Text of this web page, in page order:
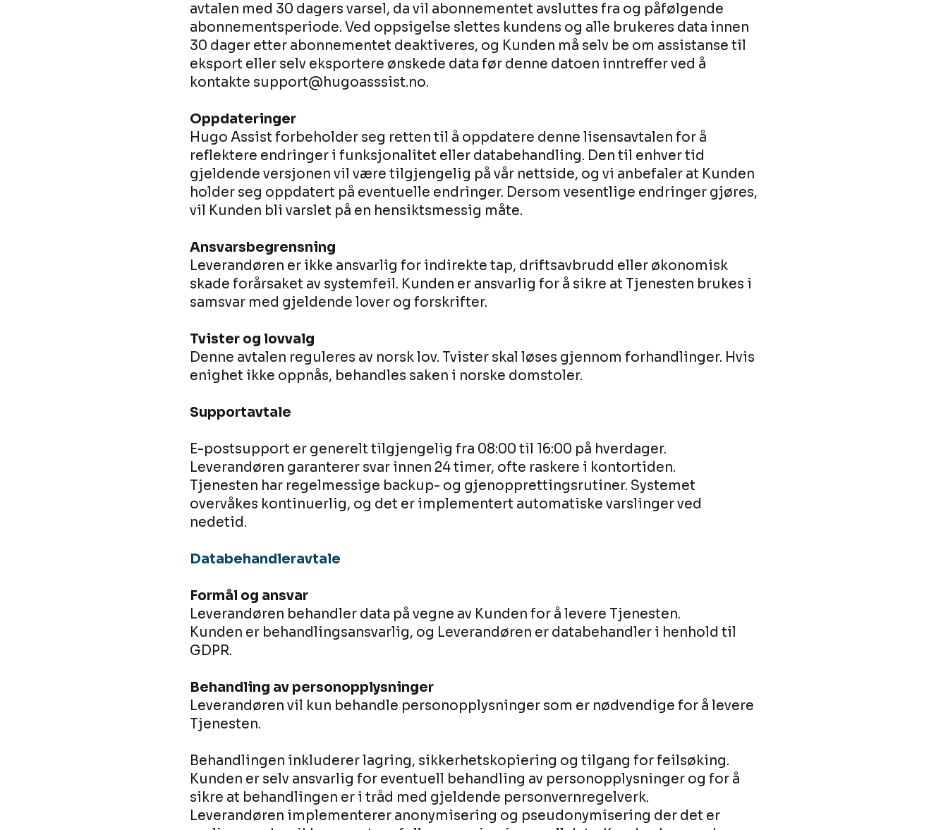
avtalen med 30 dagers varsel, da vil abonnementet avsluttes fra og påfølgende
abonnementsperiode. Ved oppsigelse slettes kundens og alle brukeres data innen
30 dager etter abonnementet deaktiveres, og Kunden må selv be om assistanse til
eksport eller selv eksportere ønskede data før denne datoen inntreffer ved å
kontakte support@hugoasssist.no.
Oppdateringer
Hugo Assist forbeholder seg retten til å oppdatere denne lisensavtalen for å
reflektere endringer i funksjonalitet eller databehandling. Den til enhver tid
gjeldende versjonen vil være tilgjengelig på vår nettside, og vi anbefaler at Kunden
holder seg oppdatert på eventuelle endringer. Dersom vesentlige endringer gjøres,
vil Kunden bli varslet på en hensiktsmessig måte.
Ansvarsbegrensning
Leverandøren er ikke ansvarlig for indirekte tap, driftsavbrudd eller økonomisk
skade forårsaket av systemfeil. Kunden er ansvarlig for å sikre at Tjenesten brukes i
samsvar med gjeldende lover og forskrifter.
Tvister og lovvalg
Denne avtalen reguleres av norsk lov. Tvister skal løses gjennom forhandlinger. Hvis
enighet ikke oppnås, behandles saken i norske domstoler.
Supportavtale
E-postsupport er generelt tilgjengelig fra 08:00 til 16:00 på hverdager.
Leverandøren garanterer svar innen 24 timer, ofte raskere i kontortiden.
Tjenesten har regelmessige backup- og gjenopprettingsrutiner. Systemet
overvåkes kontinuerlig, og det er implementert automatiske varslinger ved
nedetid.
Databehandleravtale
Formål og ansvar
Leverandøren behandler data på vegne av Kunden for å levere Tjenesten.
Kunden er behandlingsansvarlig, og Leverandøren er databehandler i henhold til
GDPR.
Behandling av personopplysninger
Leverandøren vil kun behandle personopplysninger som er nødvendige for å levere
Tjenesten.
Behandlingen inkluderer lagring, sikkerhetskopiering og tilgang for feilsøking.
Kunden er selv ansvarlig for eventuell behandling av personopplysninger og for å
sikre at behandlingen er i tråd med gjeldende personvernregelverk.
Leverandøren implementerer anonymisering og pseudonymisering der det er